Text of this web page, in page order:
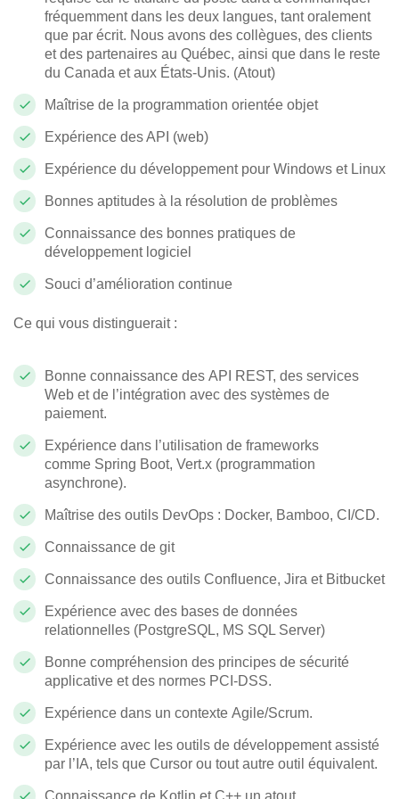
fréquemment dans les deux langues, tant oralement
que par écrit. Nous avons des collègues, des clients
et des partenaires au Québec, ainsi que dans le reste
du Canada et aux États-Unis. (Atout)
Maîtrise de la programmation orientée objet
Expérience des API (web)
Expérience du développement pour Windows et Linux
Bonnes aptitudes à la résolution de problèmes
Connaissance des bonnes pratiques de
développement logiciel
Souci d’amélioration continue
Ce qui vous distinguerait :
Bonne connaissance des API REST, des services
Web et de l’intégration avec des systèmes de
paiement.
Expérience dans l’utilisation de frameworks
comme Spring Boot, Vert.x (programmation
asynchrone).
Maîtrise des outils DevOps : Docker, Bamboo, CI/CD.
Connaissance de git
Connaissance des outils Confluence, Jira et Bitbucket
Expérience avec des bases de données
relationnelles (PostgreSQL, MS SQL Server)
Bonne compréhension des principes de sécurité
applicative et des normes PCI-DSS.
Expérience dans un contexte Agile/Scrum.
Expérience avec les outils de développement assisté
par l’ IA, tels que Cursor ou tout autre outil équivalent.
Connaissance de Kotlin et C++ un atout.